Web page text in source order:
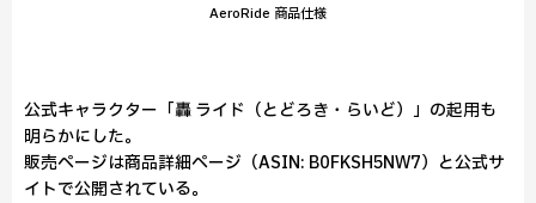
AeroRide 商品仕様
公式キャラクター「轟 ライド（とどろき・らいど）」の起用も
明らかにした。
販売ページは商品詳細ページ（ASIN: B0FKSH5NW7）と公式サ
イトで公開されている。